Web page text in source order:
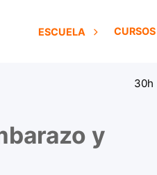
ESCUELA
30h
y